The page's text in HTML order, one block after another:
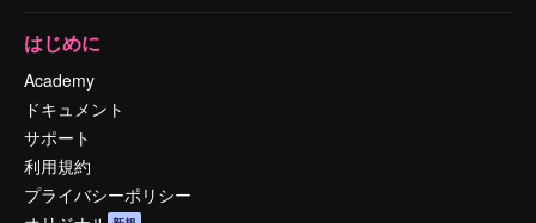
はじめに
Academy
ドキュメント
サポート
利用規約
プライバシーポリシー